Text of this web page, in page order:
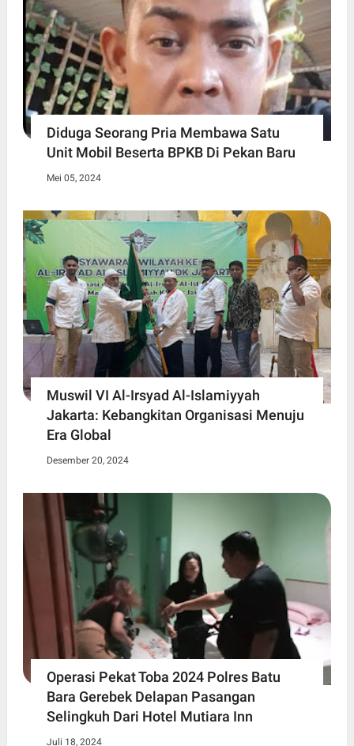
Diduga Seorang Pria Membawa Satu
Unit Mobil Beserta BPKB Di Pekan Baru
Mei 05, 2024
Muswil VI Al-Irsyad Al-Islamiyyah
Jakarta: Kebangkitan Organisasi Menuju
Era Global
Desember 20, 2024
Operasi Pekat Toba 2024 Polres Batu
Bara Gerebek Delapan Pasangan
Selingkuh Dari Hotel Mutiara Inn
Juli 18, 2024